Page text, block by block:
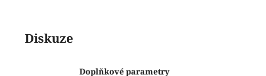
Diskuze
Doplňkové parametry